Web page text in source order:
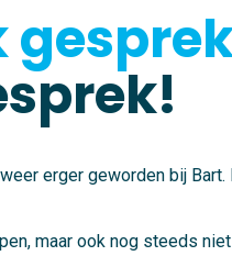
erger geworden bij
maar ook nog steeds